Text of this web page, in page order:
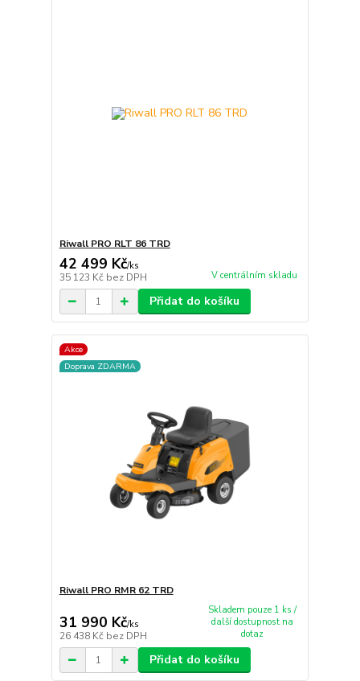
Riwall PRO RLT 86 TRD
42 499 Kč/ks
35 123 Kč bez DPH V centrálním skladu
Přidat do košíku
Akce
Doprava ZDARMA
Riwall PRO RMR 62 TRD
31 990 Kč/ks
26 438 Kč bez DPH
Skladem pouze 1 ks /
další dostupnost na
dotaz
Přidat do košíku